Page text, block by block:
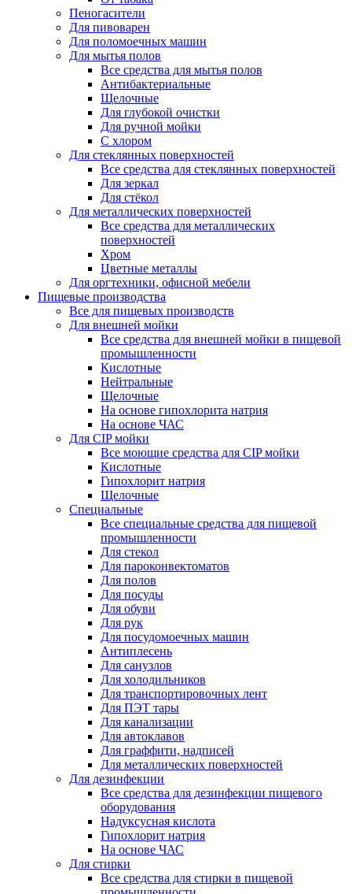
Пеногасители
Для пивоварен
Для поломоечных машин
Для мытья полов
Все средства для мытья полов
Антибактериальные
Щелочные
Для глубокой очистки
Для ручной мойки
С хлором
Для стеклянных поверхностей
Все средства для стеклянных поверхностей
Для зеркал
Для стёкол
Для металлических поверхностей
Все средства для металлических
поверхностей
Хром
Цветные металлы
Для оргтехники, офисной мебели
Пищевые производства
Все для пищевых производств
Для внешней мойки
Все средства для внешней мойки в пищевой
промышленности
Кислотные
Нейтральные
Щелочные
На основе гипохлорита натрия
На основе ЧАС
Для CIP мойки
Все моющие средства для CIP мойки
Кислотные
Гипохлорит натрия
Щелочные
Специальные
Все специальные средства для пищевой
промышленности
Для стекол
Для пароконвектоматов
Для полов
Для посуды
Для обуви
Для рук
Для посудомоечных машин
Антиплесень
Для санузлов
Для холодильников
Для транспортировочных лент
Для ПЭТ тары
Для канализации
Для автоклавов
Для граффити, надписей
Для металлических поверхностей
Для дезинфекции
Все средства для дезинфекции пищевого
оборудования
Надуксусная кислота
Гипохлорит натрия
На основе ЧАС
Для стирки
Все средства для стирки в пищевой